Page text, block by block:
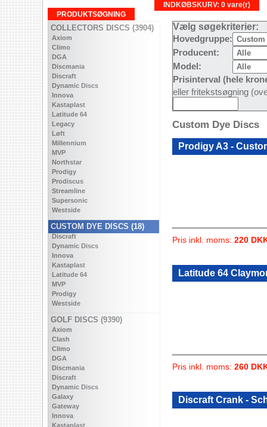
INDKØBSKURV: 0 vare(r)
PRODUKTSØGNING
COLLECTORS DISCS (3904)
Axiom
Climo
DGA
Discmania
Discraft
Dynamic Discs
Innova
Kastaplast
Latitude 64
Legacy
Løft
Millennium
MVP
Northstar
Prodigy
Prodiscus
Streamline
Supersonic
Westside
CUSTOM DYE DISCS (18)
Discraft
Dynamic Discs
Innova
Kastaplast
Latitude 64
MVP
Prodigy
Westside
GOLF DISCS (9390)
Axiom
Clash
Climo
DGA
Discmania
Discraft
Dynamic Discs
Galaxy
Gateway
Innova
Kastaplast
Vælg søgekriterier:
Hovedgruppe:
Producent:
Model:
Prisinterval (hele
eller fritekstsøgning
Custom Dye Discs
Prodigy A3 -
Pris inkl. moms: 220
Latitude 64
Pris inkl. moms: 260
Discraft Crank -